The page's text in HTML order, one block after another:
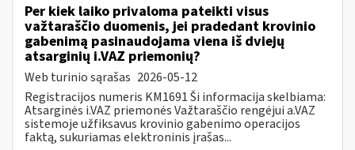
Per kiek laiko privaloma pateikti visus
važtaraščio duomenis, jei pradedant krovinio
gabenimą pasinaudojama viena iš dviejų
atsarginių i.VAZ priemonių?
Web turinio sąrašas 2026-05-12
Registracijos numeris KM1691 Ši informacija skelbiama:
Atsarginės i.VAZ priemonės Važtaraščio rengėjui a.VAZ
sistemoje užfiksavus krovinio gabenimo operacijos
faktą, sukuriamas elektroninis įrašas...